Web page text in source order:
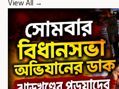
View All →